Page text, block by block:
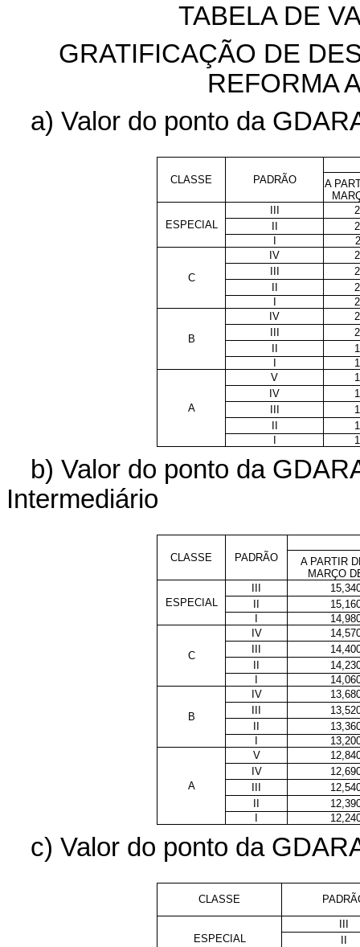
TABELA DE
GRATIFICAÇÃO DE
REFORMA
a) Valor do ponto da
CLASSE PADRÃO
A
ESPECIAL
III
II
I
C
IV
III
II
I
B
IV
III
II
I
A
V
IV
III
II
I
b) Valor do ponto da
Intermediário
CLASSE PADRÃO
A PARTIR
MARÇO
ESPECIAL
III
II
I
C
IV
III
II
I
B
IV
III
II
I
A
V
IV
III
II
I
c) Valor do ponto da
CLASSE
ESPECIAL
III
II